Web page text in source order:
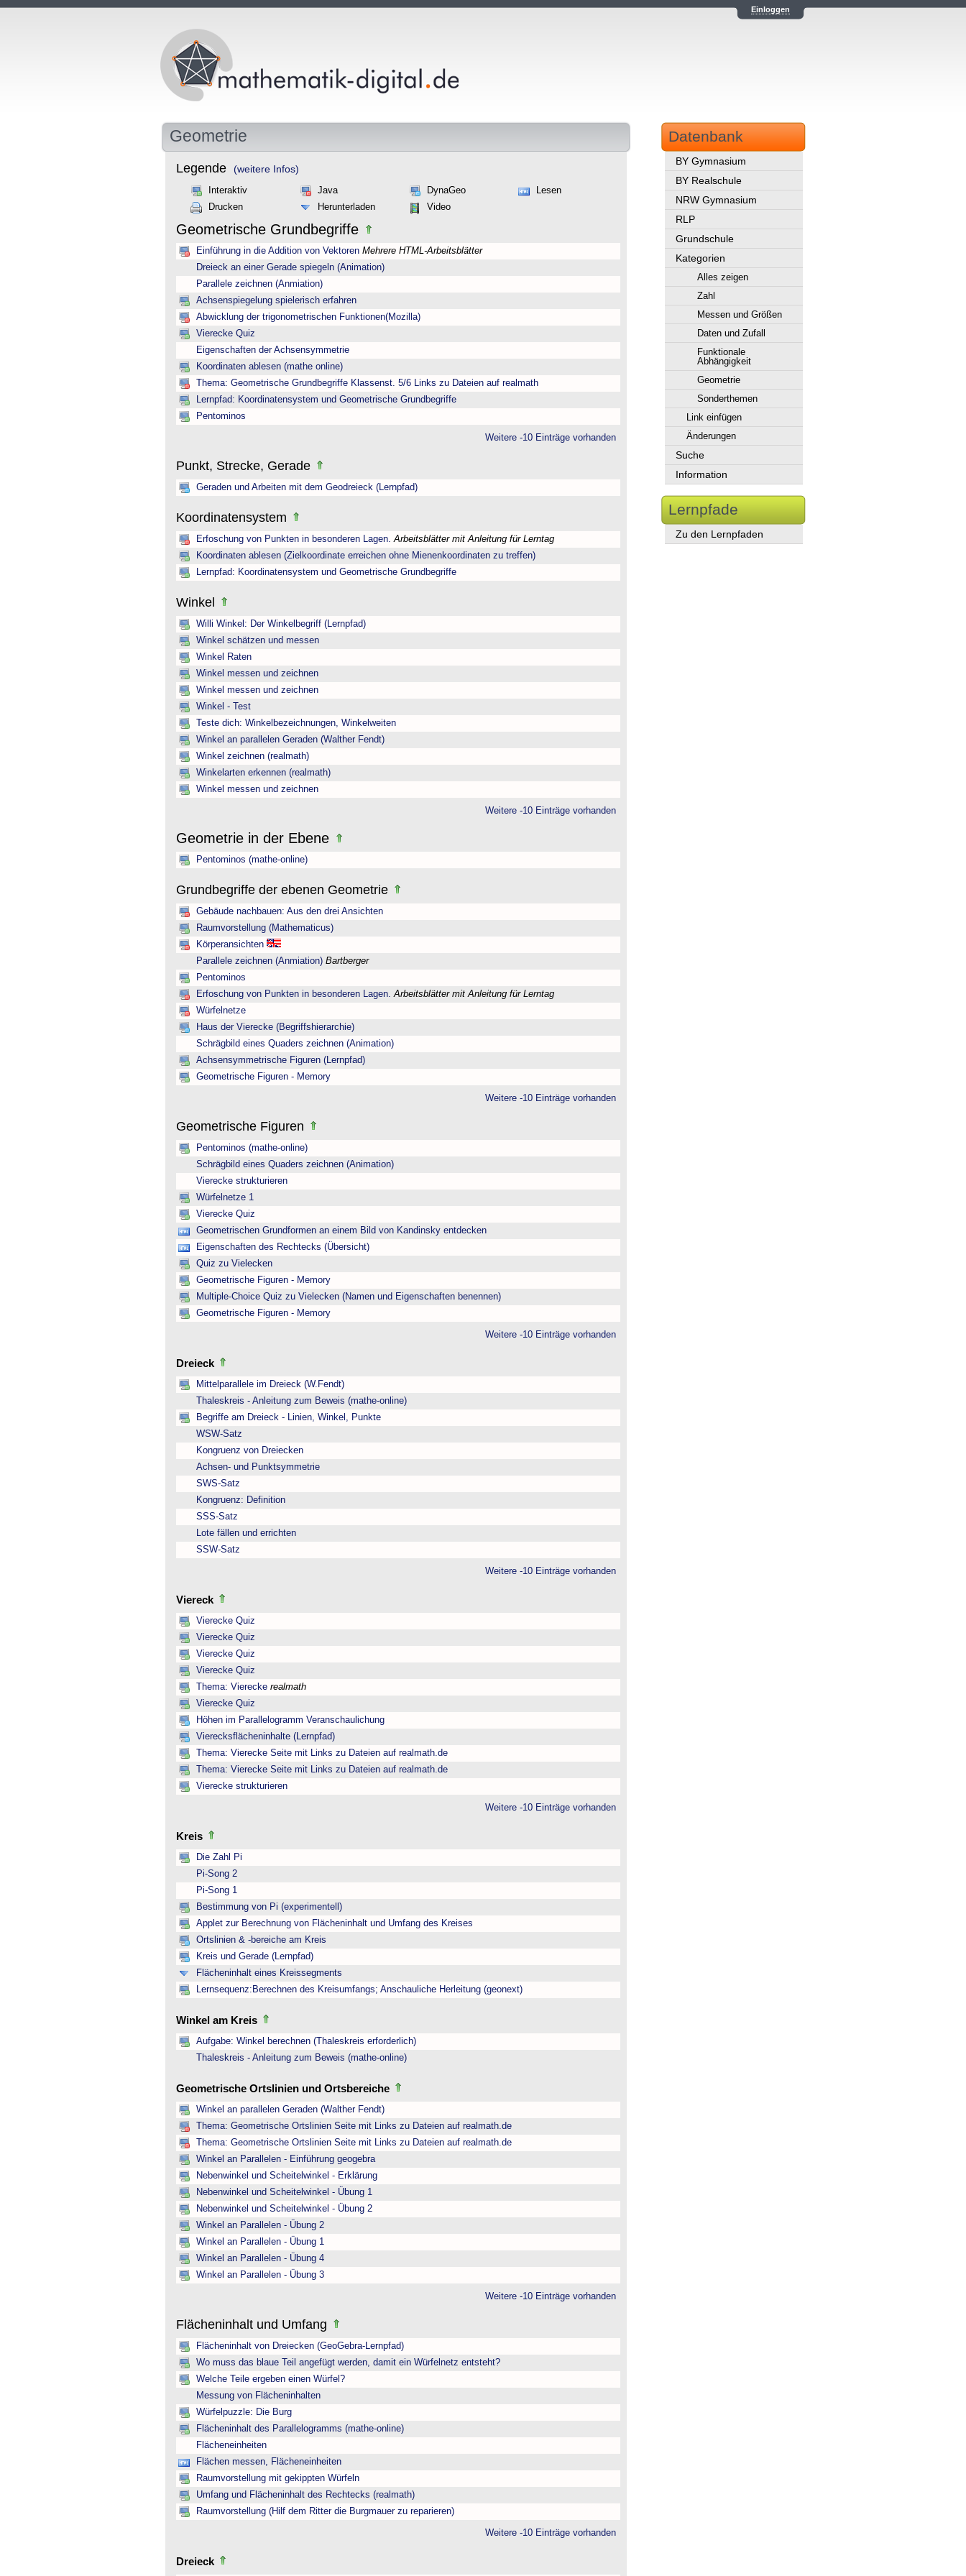
Einloggen
Geometrie
Legende (weitere Infos)
Interaktiv Java DynaGeo
Lesen
Drucken
Herunterladen Video
Geometrische Grundbegriffe
Einführung in die Addition von Vektoren Mehrere HTML-Arbeitsblätter
Dreieck an einer Gerade spiegeln (Animation)
Parallele zeichnen (Anmiation)
Achsenspiegelung spielerisch erfahren
Abwicklung der trigonometrischen Funktionen(Mozilla)
Vierecke Quiz
Eigenschaften der Achsensymmetrie
Koordinaten ablesen (mathe online)
Thema: Geometrische Grundbegriffe Klassenst. 5/6 Links zu Dateien auf realmath
Lernpfad: Koordinatensystem und Geometrische Grundbegriffe
Pentominos
Weitere -10 Einträge vorhanden
Punkt, Strecke, Gerade
Geraden und Arbeiten mit dem Geodreieck (Lernpfad)
Koordinatensystem
Erfoschung von Punkten in besonderen Lagen. Arbeitsblätter mit Anleitung für Lerntag
Koordinaten ablesen (Zielkoordinate erreichen ohne Mienenkoordinaten zu treffen)
Lernpfad: Koordinatensystem und Geometrische Grundbegriffe
Winkel
Willi Winkel: Der Winkelbegriff (Lernpfad)
Winkel schätzen und messen
Winkel Raten
Winkel messen und zeichnen
Winkel messen und zeichnen
Winkel - Test
Teste dich: Winkelbezeichnungen, Winkelweiten
Winkel an parallelen Geraden (Walther Fendt)
Winkel zeichnen (realmath)
Winkelarten erkennen (realmath)
Winkel messen und zeichnen
Weitere -10 Einträge vorhanden
Geometrie in der Ebene
Pentominos (mathe-online)
Grundbegriffe der ebenen Geometrie
Gebäude nachbauen: Aus den drei Ansichten
Raumvorstellung (Mathematicus)
Körperansichten
Parallele zeichnen (Anmiation) Bartberger
Pentominos
Erfoschung von Punkten in besonderen Lagen. Arbeitsblätter mit Anleitung für Lerntag
Würfelnetze
Haus der Vierecke (Begriffshierarchie)
Schrägbild eines Quaders zeichnen (Animation)
Achsensymmetrische Figuren (Lernpfad)
Geometrische Figuren - Memory
Weitere -10 Einträge vorhanden
Geometrische Figuren
Pentominos (mathe-online)
Schrägbild eines Quaders zeichnen (Animation)
Vierecke strukturieren
Würfelnetze 1
Vierecke Quiz
Geometrischen Grundformen an einem Bild von Kandinsky entdecken
Eigenschaften des Rechtecks (Übersicht)
Quiz zu Vielecken
Geometrische Figuren - Memory
Multiple-Choice Quiz zu Vielecken (Namen und Eigenschaften benennen)
Geometrische Figuren - Memory
Weitere -10 Einträge vorhanden
Dreieck
Mittelparallele im Dreieck (W.Fendt)
Thaleskreis - Anleitung zum Beweis (mathe-online)
Begriffe am Dreieck - Linien, Winkel, Punkte
WSW-Satz
Kongruenz von Dreiecken
Achsen- und Punktsymmetrie
SWS-Satz
Kongruenz: Definition
SSS-Satz
Lote fällen und errichten
SSW-Satz
Weitere -10 Einträge vorhanden
Viereck
Vierecke Quiz
Vierecke Quiz
Vierecke Quiz
Vierecke Quiz
Thema: Vierecke realmath
Vierecke Quiz
Höhen im Parallelogramm Veranschaulichung
Vierecksflächeninhalte (Lernpfad)
Thema: Vierecke Seite mit Links zu Dateien auf realmath.de
Thema: Vierecke Seite mit Links zu Dateien auf realmath.de
Vierecke strukturieren
Weitere -10 Einträge vorhanden
Kreis
Die Zahl Pi
Pi-Song 2
Pi-Song 1
Bestimmung von Pi (experimentell)
Applet zur Berechnung von Flächeninhalt und Umfang des Kreises
Ortslinien & -bereiche am Kreis
Kreis und Gerade (Lernpfad)
Flächeninhalt eines Kreissegments
Lernsequenz:Berechnen des Kreisumfangs; Anschauliche Herleitung (geonext)
Winkel am Kreis
Aufgabe: Winkel berechnen (Thaleskreis erforderlich)
Thaleskreis - Anleitung zum Beweis (mathe-online)
Geometrische Ortslinien und Ortsbereiche
Winkel an parallelen Geraden (Walther Fendt)
Thema: Geometrische Ortslinien Seite mit Links zu Dateien auf realmath.de
Thema: Geometrische Ortslinien Seite mit Links zu Dateien auf realmath.de
Winkel an Parallelen - Einführung geogebra
Nebenwinkel und Scheitelwinkel - Erklärung
Nebenwinkel und Scheitelwinkel - Übung 1
Nebenwinkel und Scheitelwinkel - Übung 2
Winkel an Parallelen - Übung 2
Winkel an Parallelen - Übung 1
Winkel an Parallelen - Übung 4
Winkel an Parallelen - Übung 3
Weitere -10 Einträge vorhanden
Flächeninhalt und Umfang
Flächeninhalt von Dreiecken (GeoGebra-Lernpfad)
Wo muss das blaue Teil angefügt werden, damit ein Würfelnetz entsteht?
Welche Teile ergeben einen Würfel?
Messung von Flächeninhalten
Würfelpuzzle: Die Burg
Flächeninhalt des Parallelogramms (mathe-online)
Flächeneinheiten
Flächen messen, Flächeneinheiten
Raumvorstellung mit gekippten Würfeln
Umfang und Flächeninhalt des Rechtecks (realmath)
Raumvorstellung (Hilf dem Ritter die Burgmauer zu reparieren)
Weitere -10 Einträge vorhanden
Dreieck
Datenbank
BY Gymnasium
BY Realschule
NRW Gymnasium
RLP
Grundschule
Kategorien
Alles zeigen
Zahl
Messen und Größen
Daten und Zufall
Funktionale
Abhängigkeit
Geometrie
Sonderthemen
Link einfügen
Änderungen
Suche
Information
Lernpfade
Zu den Lernpfaden